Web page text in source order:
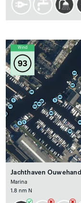
Wind
93
Jachthaven Ouwehand
Marina
1.8 nm N